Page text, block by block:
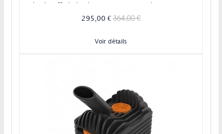
qu'un réglage de l'airflow et d'une application
295,00 €364,00 €
Voir détails